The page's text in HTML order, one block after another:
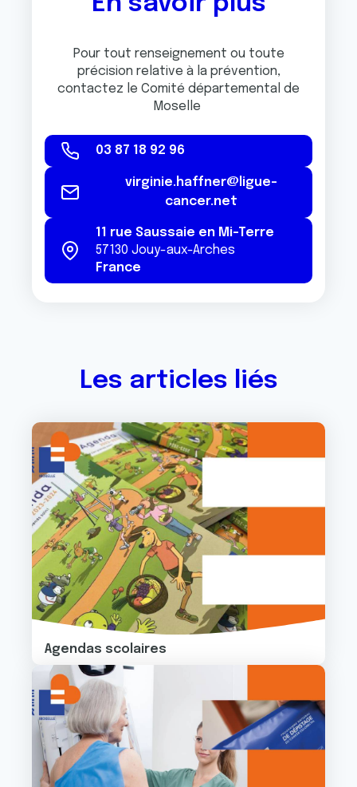
Pour tout renseignement ou toute
précision relative à la prévention,
contactez le Comité départemental de
Moselle
03 87 18 92 96
virginie.haffner@ligue-
cancer.net
11 rue Saussaie en Mi-Terre
57130 Jouy-aux-Arches
France
Les articles liés
Image
Agendas scolaires
Image